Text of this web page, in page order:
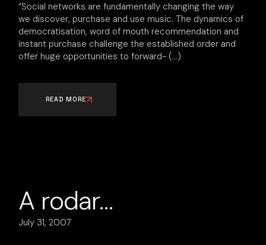
“Social networks are fundamentally changing the way
we discover, purchase and use music. The dynamics of
democratisation, word of mouth recommendation and
instant purchase challenge the established order and
offer huge opportunities to forward-
READ MORE
A rodar…
July 31, 2007